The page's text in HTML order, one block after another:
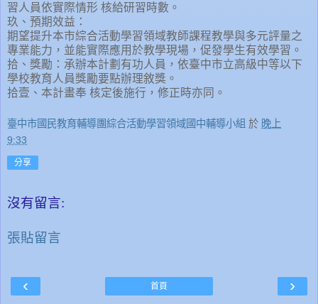
習人員依實際情形 核給研習時數。
玖、預期效益：
期望提升本市綜合活動學習領域教師課程教學與多元評量之
專業能力，並能實際應用於教學現場，促發學生有效學習。
拾、獎勵：承辦本計劃有功人員，依臺中市立高級中等以下
學校教育人員獎勵要點辦理敘獎。
拾壹、本計畫奉 核定後施行，修正時亦同。
臺中市國民教育輔導團綜合活動學習領域國中輔導小組 於 晚上
9:33
分享
沒有留言:
張貼留言
‹ ›
首頁